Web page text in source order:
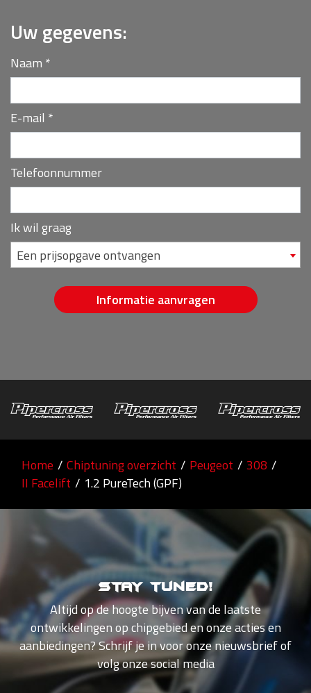
Uw gegevens:
Naam *
E-mail *
Telefoonnummer
Ik wil graag
Een prijsopgave ontvangen
Informatie aanvragen
Home / Chiptuning overzicht / Peugeot / 308 /
II Facelift / 1.2 PureTech (GPF)
Stay tuned!
Altijd op de hoogte bijven van de laatste
ontwikkelingen op chipgebied en onze acties en
aanbiedingen? Schrijf je in voor onze nieuwsbrief of
volg onze social media